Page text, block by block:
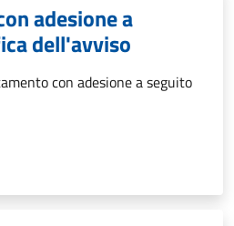
adesione a
dell'avviso
con adesione a seguito